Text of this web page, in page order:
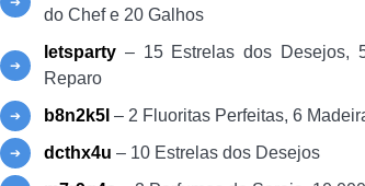
do Chef e 20 Galhos
letsparty – 15 Estrelas dos Desejos,
Reparo
b8n2k5l – 2 Fluoritas Perfeitas, 6
dcthx4u – 10 Estrelas dos Desejos